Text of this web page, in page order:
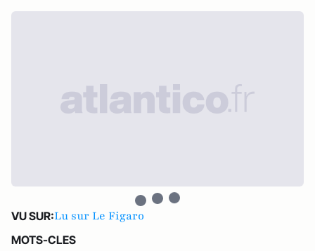
VU SUR:Lu sur Le Figaro
MOTS-CLES